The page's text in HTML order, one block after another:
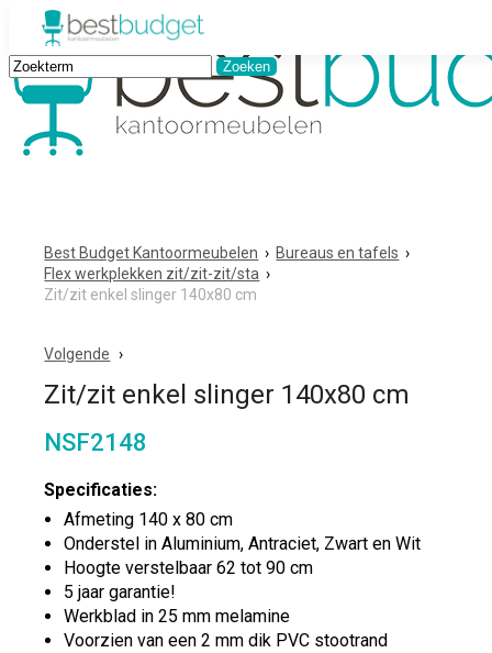
Best Budget Kantoormeubelen › Bureaus en tafels ›
Flex werkplekken zit/zit-zit/sta ›
Zit/zit enkel slinger 140x80 cm
Volgende
Zit/zit enkel slinger 140x80 cm
NSF2148
Specificaties:
Afmeting 140 x 80 cm
Onderstel in Aluminium, Antraciet, Zwart en Wit
Hoogte verstelbaar 62 tot 90 cm
5 jaar garantie!
Werkblad in 25 mm melamine
Voorzien van een 2 mm dik PVC stootrand